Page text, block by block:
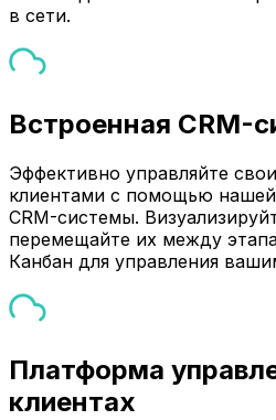
в сети.
Встроенная CRM-
Эффективно управляйте
клиентами с помощью
CRM-системы.
перемещайте их между
Канбан для управления
Платформа
клиентах